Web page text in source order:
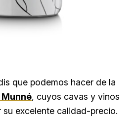
que podemos hacer de la
Munné, cuyos cavas y vinos
su excelente calidad-precio.